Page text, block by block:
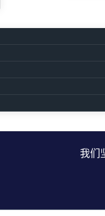
皮肤
我们